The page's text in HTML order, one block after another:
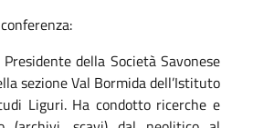
della Società Savonese
sezione Val Bormida dell’Istituto
Liguri. Ha condotto ricerche e